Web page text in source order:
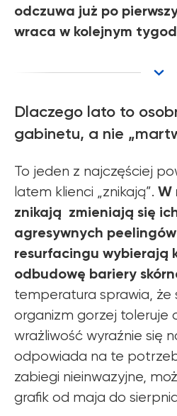
odczuwa już po
wraca w kolejnym
Dlaczego lato to
gabinetu, a nie
To jeden z najczęściej
latem klienci „znikają”. W
znikają zmieniają się
agresywnych
resurfacingu wybierają
odbudowę bariery
temperatura sprawia, że
organizm gorzej toleruje
wrażliwość wyraźnie się
odpowiada na te
zabiegi nieinwazyjne,
grafik od maja do